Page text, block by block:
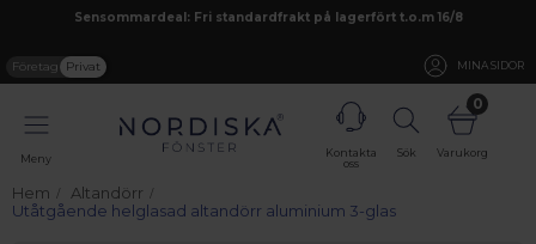
Sensommardeal: Fri standardfrakt på lagerfört t.o.m 16/8
Företag Privat MINA SIDOR
Meny
Kontakta
oss
Sök
0
Varukorg
Hem
Altandörr
Utåtgående helglasad altandörr aluminium 3-glas